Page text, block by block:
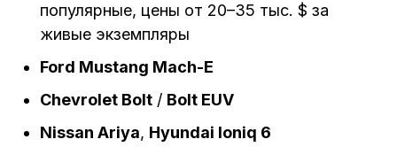
популярные, цены от 20–35 тыс. $ за
живые экземпляры
Ford Mustang Mach-E
Chevrolet Bolt / Bolt EUV
Nissan Ariya, Hyundai Ioniq 6